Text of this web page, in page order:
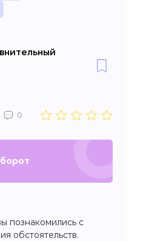
0
познакомились с
обстоятельств.